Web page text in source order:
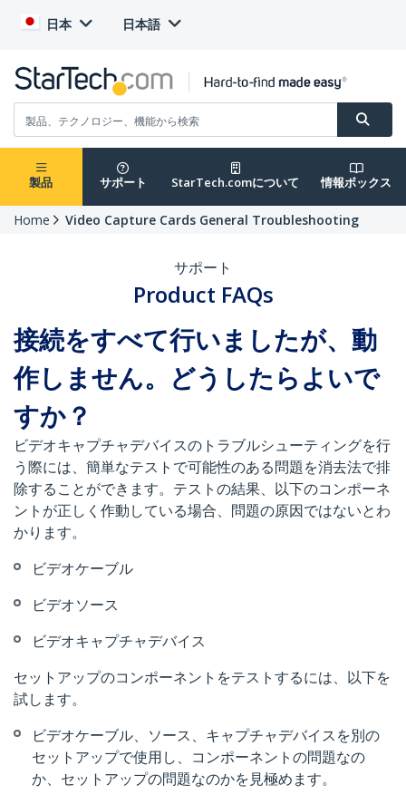
日本 日本語
製品 サポート StarTech.comについて 情報ボックス
Home Video Capture Cards General Troubleshooting
サポート
Product FAQs
接続をすべて行いましたが、動
作しません。どうしたらよいで
すか？
ビデオキャプチャデバイスのトラブルシューティングを行
う際には、簡単なテストで可能性のある問題を消去法で排
除することができます。テストの結果、以下のコンポーネ
ントが正しく作動している場合、問題の原因ではないとわ
かります。
ビデオケーブル
ビデオソース
ビデオキャプチャデバイス
セットアップのコンポーネントをテストするには、以下を
試します。
ビデオケーブル、ソース、キャプチャデバイスを別の
セットアップで使用し、コンポーネントの問題なの
か、セットアップの問題なのかを見極めます。